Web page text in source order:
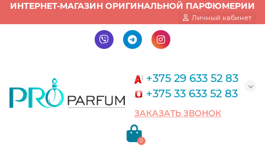
Личный кабинет
ИНТЕРНЕТ-МАГАЗИН ОРИГИНАЛЬНОЙ ПАРФЮМЕРИИ
+375 29 633 52 83
+375 33 633 52 83
ЗАКАЗАТЬ ЗВОНОК
0